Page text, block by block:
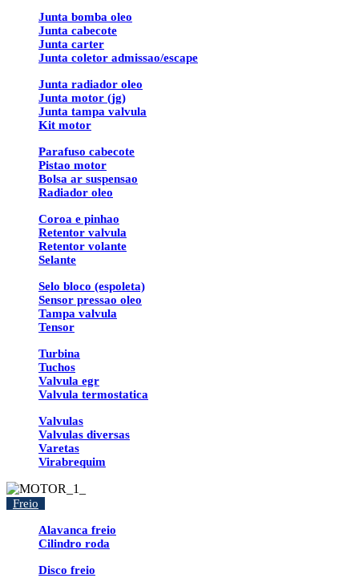
Junta bomba oleo
Junta cabecote
Junta carter
Junta coletor admissao/escape
Junta radiador oleo
Junta motor (jg)
Junta tampa valvula
Kit motor
Parafuso cabecote
Pistao motor
Bolsa ar suspensao
Radiador oleo
Coroa e pinhao
Retentor valvula
Retentor volante
Selante
Selo bloco (espoleta)
Sensor pressao oleo
Tampa valvula
Tensor
Turbina
Tuchos
Valvula egr
Valvula termostatica
Valvulas
Valvulas diversas
Varetas
Virabrequim
Freio
Alavanca freio
Cilindro roda
Disco freio